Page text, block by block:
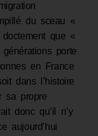
du sceau «
que «
porte
en France
dans l’histoire
sa propre
donc qu’il n’y
aujourd’hui